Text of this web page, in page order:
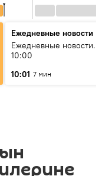
Ежедневные новости
Ежедневные новости.
10:00
10:01 7 мин